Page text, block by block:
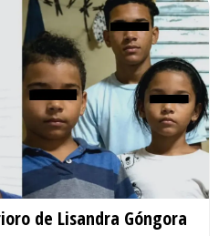
de Lisandra Góngora